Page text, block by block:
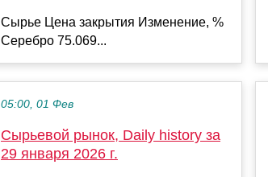
Сырье Цена закрытия Изменение, %
Серебро 75.069...
05:00, 01 Фев
Сырьевой рынок, Daily history за
29 января 2026 г.